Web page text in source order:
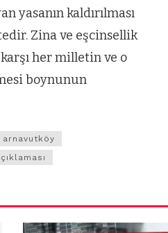
yasanın kaldırılması
Zina ve eşcinsellik
her milletin ve o
boynunun